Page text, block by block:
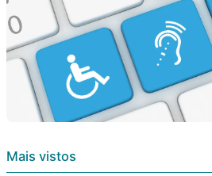
Mais vistos